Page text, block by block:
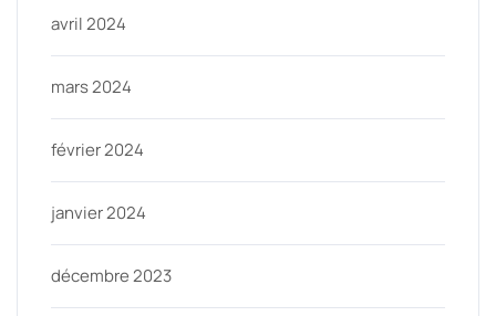
avril 2024
mars 2024
février 2024
janvier 2024
décembre 2023